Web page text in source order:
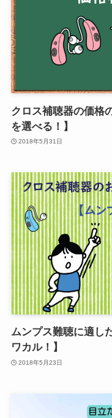
クロス補聴器の価格
を選べる！】
2018年5月31日
ムンプス難聴に適し
ワカル！】
2018年5月23日